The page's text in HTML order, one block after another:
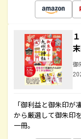
御
「御利益と御朱印
から厳選して御朱印
一冊。